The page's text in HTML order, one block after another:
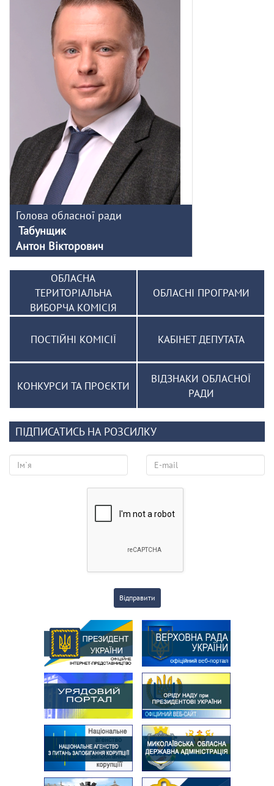
Голова обласної ради
Табунщик
Антон Вікторович
ОБЛАСНА
ТЕРИТОРІАЛЬНА
ВИБОРЧА КОМІСІЯ
ОБЛАСНІ ПРОГРАМИ
ПОСТІЙНІ КОМІСІЇ КАБІНЕТ ДЕПУТАТА
КОНКУРСИ ТА ПРОЄКТИ
ВІДЗНАКИ ОБЛАСНОЇ
РАДИ
ПІДПИСАТИСЬ НА РОЗСИЛКУ
Відправити